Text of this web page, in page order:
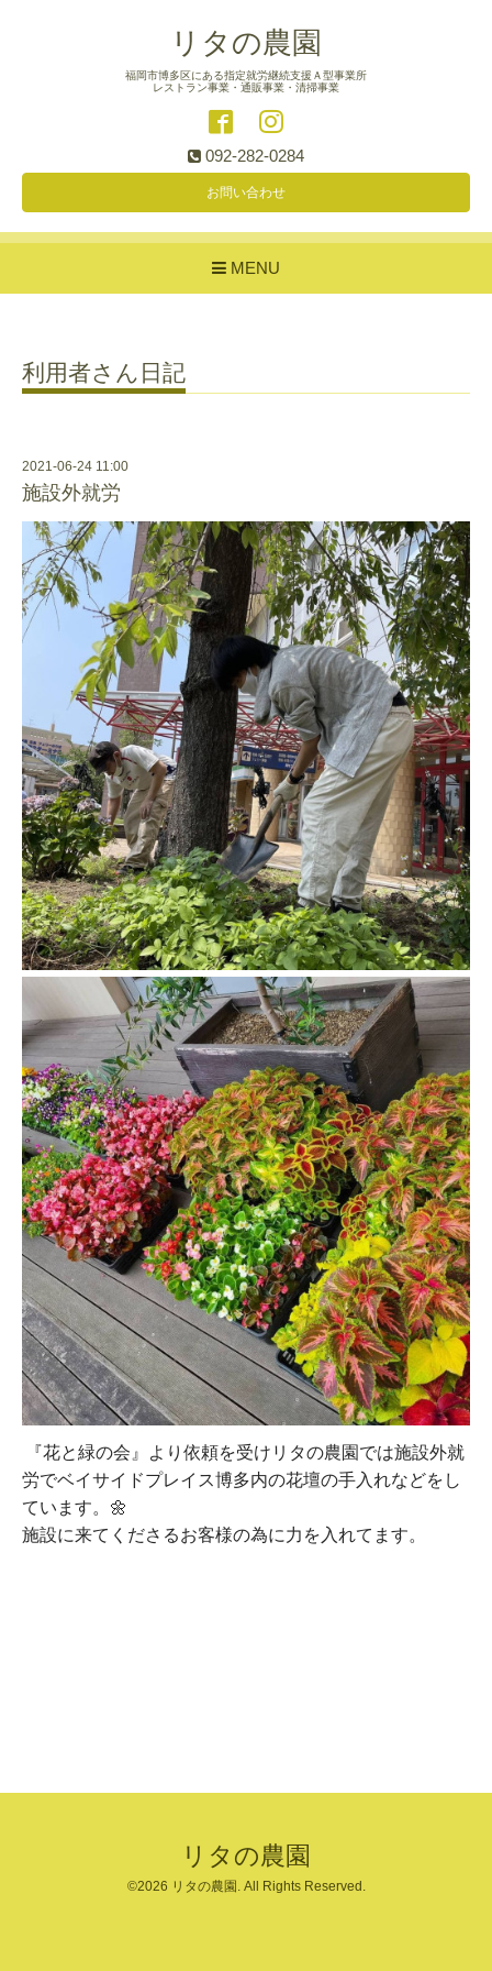
リタの農園
福岡市博多区にある指定就労継続支援Ａ型事業所
レストラン事業・通販事業・清掃事業
092-282-0284
お問い合わせ
MENU
利用者さん日記
2021-06-24 11:00
施設外就労
『花と緑の会』より依頼を受けリタの農園では施設外就
労でベイサイドプレイス博多内の花壇の手入れなどをし
ています。🌼
施設に来てくださるお客様の為に力を入れてます。
リタの農園
©2026 リタの農園 . All Rights Reserved.